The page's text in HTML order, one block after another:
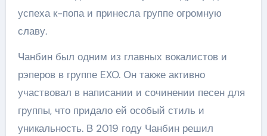
успеха к-попа и принесла группе огромную
славу.
Чанбин был одним из главных вокалистов и
рэперов в группе EXO. Он также активно
участвовал в написании и сочинении песен для
группы, что придало ей особый стиль и
уникальность. В 2019 году Чанбин решил